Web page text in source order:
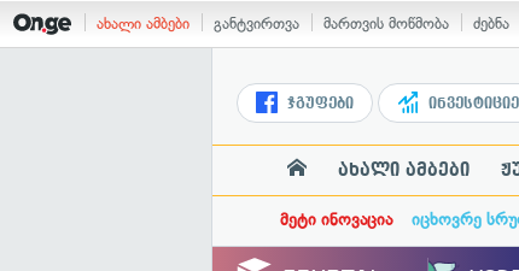
ახალი ამბები განტვირთვა მართვის მოწმობა ძებნა
ჯგუფები
ახალი ამბები
მეტი ინოვაცია იცხოვრე